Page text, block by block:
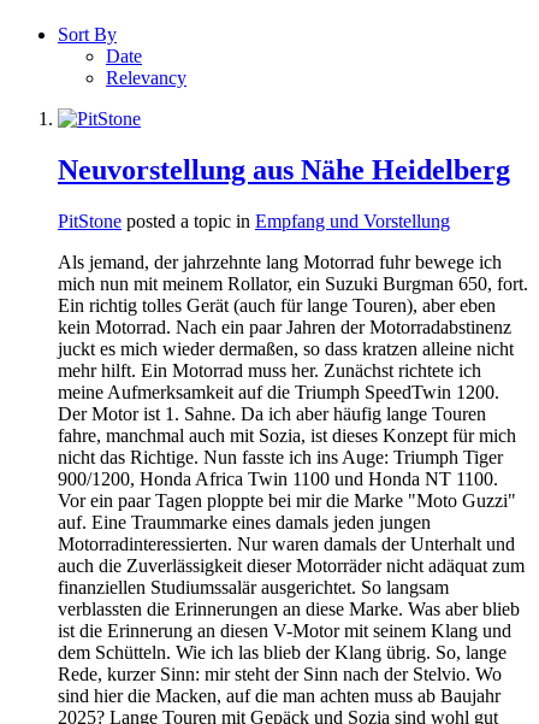
Sort By
Date
Relevancy
Neuvorstellung aus Nähe Heidelberg
PitStone posted a topic in Empfang und Vorstellung
Als jemand, der jahrzehnte lang Motorrad fuhr bewege ich
mich nun mit meinem Rollator, ein Suzuki Burgman 650, fort.
Ein richtig tolles Gerät (auch für lange Touren), aber eben
kein Motorrad. Nach ein paar Jahren der Motorradabstinenz
juckt es mich wieder dermaßen, so dass kratzen alleine nicht
mehr hilft. Ein Motorrad muss her. Zunächst richtete ich
meine Aufmerksamkeit auf die Triumph SpeedTwin 1200.
Der Motor ist 1. Sahne. Da ich aber häufig lange Touren
fahre, manchmal auch mit Sozia, ist dieses Konzept für mich
nicht das Richtige. Nun fasste ich ins Auge: Triumph Tiger
900/1200, Honda Africa Twin 1100 und Honda NT 1100.
Vor ein paar Tagen ploppte bei mir die Marke "Moto Guzzi"
auf. Eine Traummarke eines damals jeden jungen
Motorradinteressierten. Nur waren damals der Unterhalt und
auch die Zuverlässigkeit dieser Motorräder nicht adäquat zum
finanziellen Studiumssalär ausgerichtet. So langsam
verblassten die Erinnerungen an diese Marke. Was aber blieb
ist die Erinnerung an diesen V-Motor mit seinem Klang und
dem Schütteln. Wie ich las blieb der Klang übrig. So, lange
Rede, kurzer Sinn: mir steht der Sinn nach der Stelvio. Wo
sind hier die Macken, auf die man achten muss ab Baujahr
2025? Lange Touren mit Gepäck und Sozia sind wohl gut